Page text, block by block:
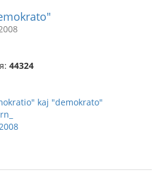
44324
kaj "demokrato"